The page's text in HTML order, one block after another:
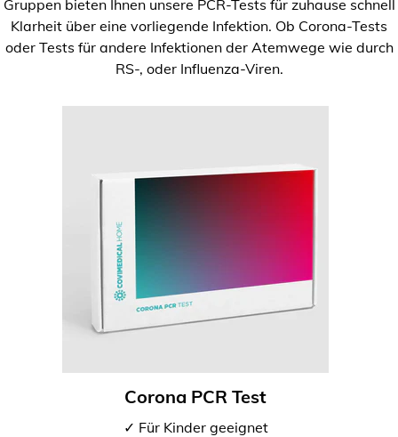
Gruppen bieten Ihnen unsere PCR-Tests für zuhause schnell
Klarheit über eine vorliegende Infektion. Ob Corona-Tests
oder Tests für andere Infektionen der Atemwege wie durch
RS-, oder Influenza-Viren.
Corona PCR Test
✓ Für Kinder geeignet